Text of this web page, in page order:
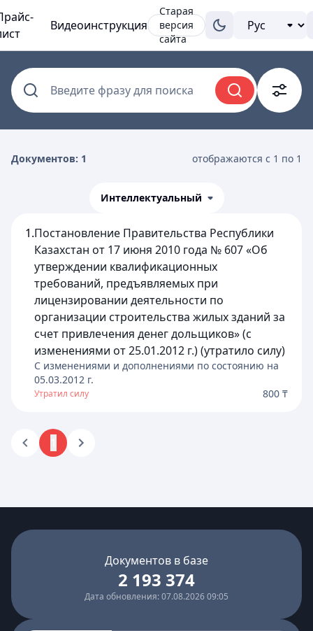
Видеоинструкция
Старая
версия
сайта
Введите фразу для поиска
Документов: 1 отображаются с 1 по 1
Интеллектуальный
1.Постановление Правительства Республики
Казахстан от 17 июня 2010 года № 607 «Об
утверждении квалификационных
требований, предъявляемых при
лицензировании деятельности по
организации строительства жилых зданий за
счет привлечения денег дольщиков» (с
изменениями от 25.01.2012 г.) (утратило силу)
C изменениями и дополнениями по состоянию на
05.03.2012 г.
Утратил силу 800 ₸
Документов в базе
2 193 374
Дата обновления: 07.08.2026 09:05